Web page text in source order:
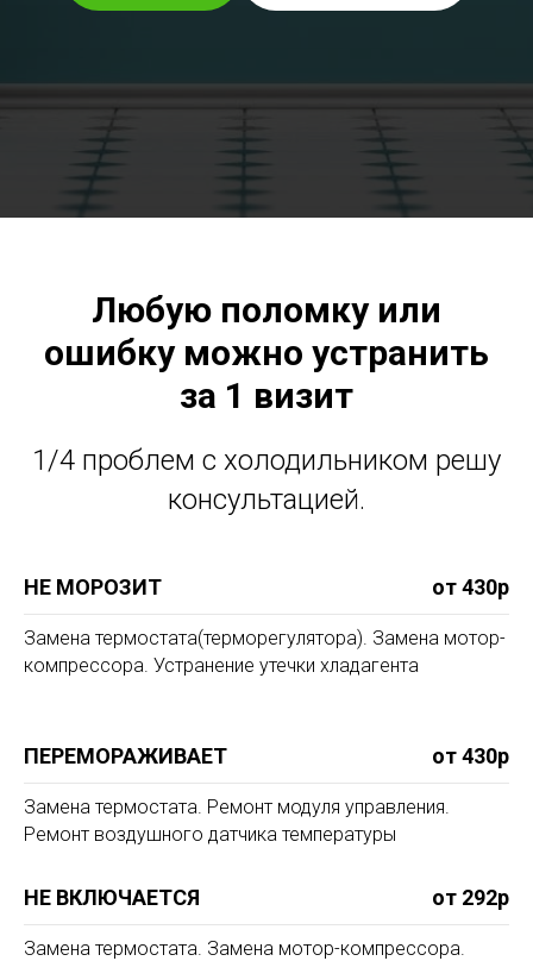
Любую поломку или
ошибку можно устранить
за 1 визит
1/4 проблем с холодильником решу
консультацией.
НЕ МОРОЗИТ от 430р
Замена термостата(терморегулятора). Замена мотор-
компрессора. Устранение утечки хладагента
ПЕРЕМОРАЖИВАЕТ от 430р
Замена термостата. Ремонт модуля управления.
Ремонт воздушного датчика температуры
НЕ ВКЛЮЧАЕТСЯ от 292р
Замена термостата. Замена мотор-компрессора.